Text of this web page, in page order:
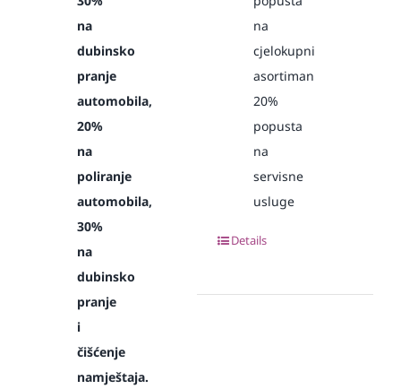
na
dubinsko
pranje
automobila,
20%
na
poliranje
automobila,
30%
na
dubinsko
pranje
i
čišćenje
namještaja.
na
cjelokupni
asortiman
20%
popusta
na
servisne
usluge
Details